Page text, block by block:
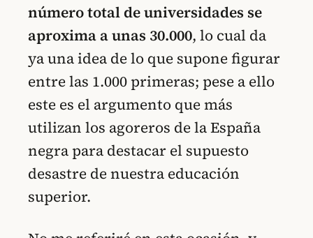
número total de universidades se
aproxima a unas 30.000, lo cual da
ya una idea de lo que supone figurar
entre las 1.000 primeras; pese a ello
este es el argumento que más
utilizan los agoreros de la España
negra para destacar el supuesto
desastre de nuestra educación
superior.